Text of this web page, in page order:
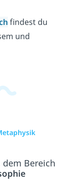
findest du
und
Bereich